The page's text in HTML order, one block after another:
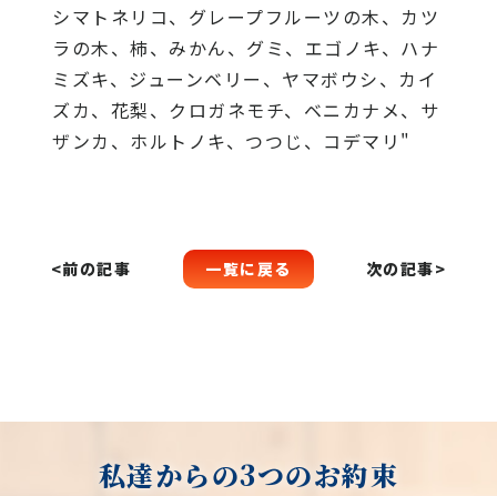
シマトネリコ、グレープフルーツの木、カツ
ラの木、柿、みかん、グミ、エゴノキ、ハナ
ミズキ、ジューンベリー、ヤマボウシ、カイ
ズカ、花梨、クロガネモチ、ベニカナメ、サ
ザンカ、ホルトノキ、つつじ、コデマリ"
<前の記事 一覧に戻る 次の記事>
私達からの3つのお約束